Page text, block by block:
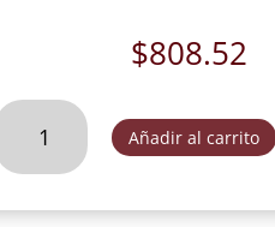
$808.52
FATIMA
Añadir al carrito